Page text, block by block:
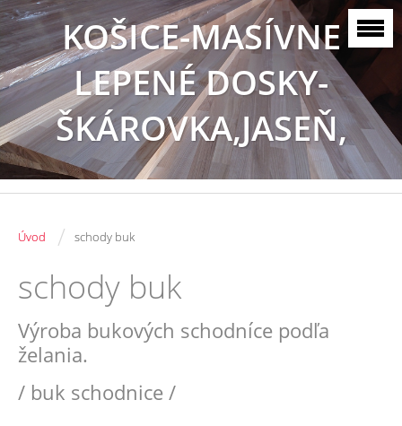
KOŠICE-MASÍVNE
LEPENÉ DOSKY-
ŠKÁROVKA,JASEŇ,
BUK, DUB
Úvod / schody buk
schody buk
Výroba bukových schodníce podľa
želania.
/ buk schodnice /